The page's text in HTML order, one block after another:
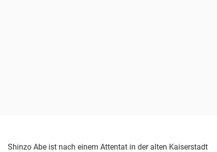
Shinzo Abe ist nach einem Attentat in der alten Kaiserstadt